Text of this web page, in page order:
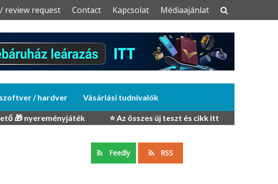
review request Contact Kapcsolat Médiaajánlat
/ hardver Vásárlási tudnivalók
🎁 nyereményjáték ⭐ Az összes új teszt és cikk itt
Feedly RSS